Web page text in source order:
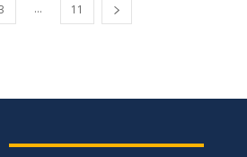
... 11